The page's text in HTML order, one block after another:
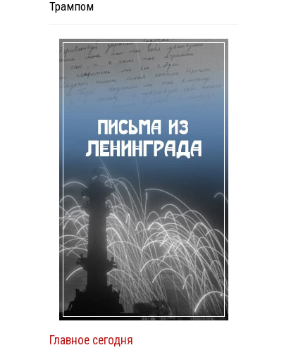
Трампом
Главное сегодня